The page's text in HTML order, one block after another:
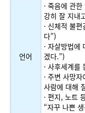
언어
· 죽음에 관
강히 잘 지내
· 신체적 불
다”)
· 자살방법
겠다.”)
· 사후세계를
· 주변 사망
사람에 대해
· 편지, 노트
“자꾸 나쁜